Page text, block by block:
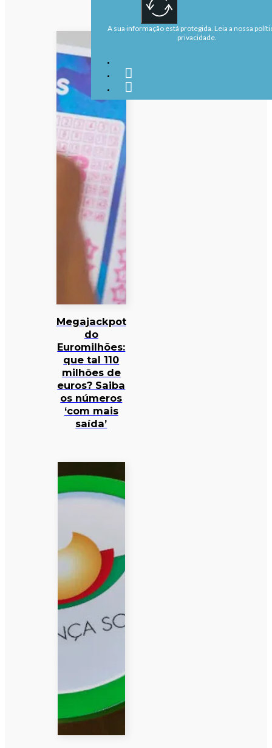
Megajackpot
do
Euromilhões:
que tal 110
milhões de
euros? Saiba
os números
‘com mais
saída’
A sua informação está protegida. Leia a nossa
privacidade.